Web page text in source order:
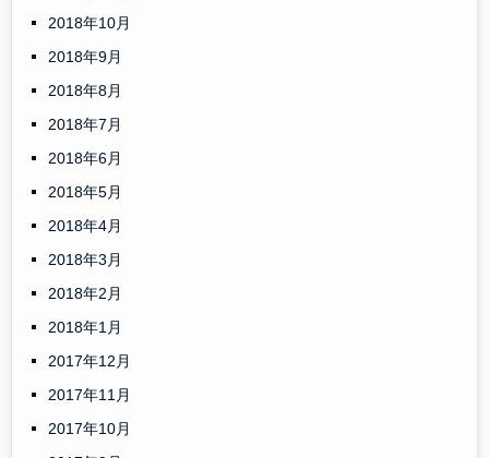
2018年10月
2018年9月
2018年8月
2018年7月
2018年6月
2018年5月
2018年4月
2018年3月
2018年2月
2018年1月
2017年12月
2017年11月
2017年10月